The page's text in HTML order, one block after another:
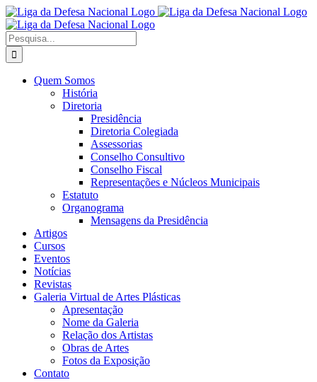
Ir
para
o
conteúdo
Facebook
X
Instagram
Procurar
por:
Quem Somos
História
Diretoria
Presidência
Diretoria Colegiada
Assessorias
Conselho Consultivo
Conselho Fiscal
Representações e Núcleos Municipais
Estatuto
Organograma
Mensagens da Presidência
Artigos
Cursos
Eventos
Notícias
Revistas
Galeria Virtual de Artes Plásticas
Apresentação
Nome da Galeria
Relação dos Artistas
Obras de Artes
Fotos da Exposição
Contato